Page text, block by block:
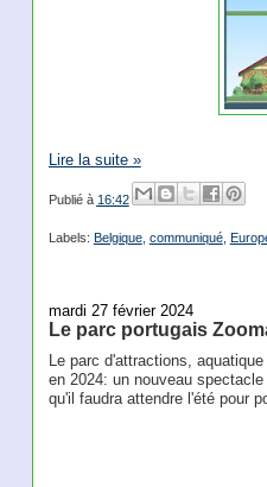
Lire la suite »
Publié à 16:42
Labels: Belgique, communiqué,
mardi 27 février 2024
Le parc portugais
Le parc d'attractions,
en 2024: un nouveau
qu'il faudra attendre l'été pour